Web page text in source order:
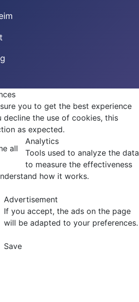
you to get the best experience
decline the use of cookies, this
as expected.
all
Analytics
Tools used to analyze the data
to measure the effectiveness
how it works.
Advertisement
If you accept, the ads on the page
will be adapted to your preferences.
Save